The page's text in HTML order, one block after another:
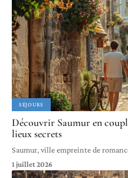
SÉJOURS
Découvrir Saumur en
lieux secrets
Saumur, ville empreinte de
1 juillet 2026